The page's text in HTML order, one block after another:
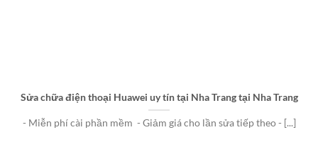
Sửa chữa điện thoại Huawei uy tín tại Nha Trang tại Nha Trang
- Miễn phí cài phần mềm - Giảm giá cho lần sửa tiếp theo - [...]